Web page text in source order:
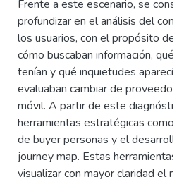
Frente a este escenario, se
profundizar en el análisis del
los usuarios, con el propósito de
cómo buscaban información, qué
tenían y qué inquietudes
evaluaban cambiar de proveedor
móvil. A partir de este
herramientas estratégicas como
de buyer personas y el
journey map. Estas herramientas
visualizar con mayor claridad el